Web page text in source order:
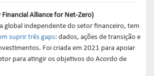
Financial Alliance for Net-Zero)
global independente do setor financeiro, tem
suprir três gaps: dados, ações de transição e
Foi criada em 2021 para apoiar
para atingir os objetivos do Acordo de